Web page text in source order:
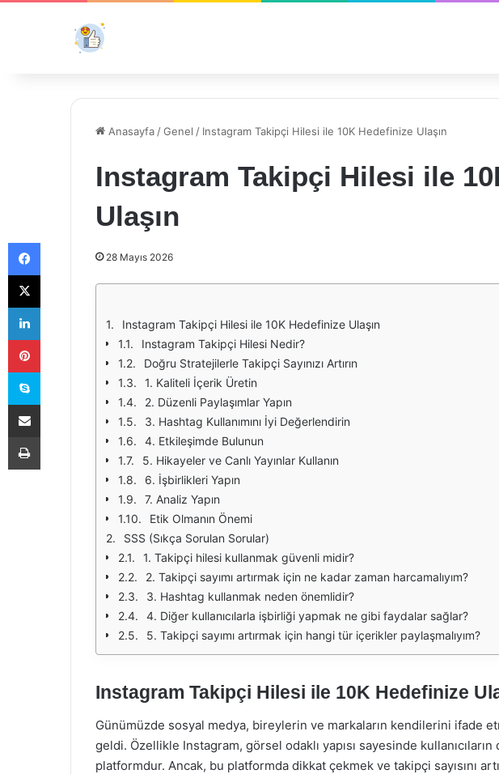
Anasayfa /Genel / Instagram Takipçi Hilesi ile 10K Hedefinize Ulaşın
Instagram Takipçi Hilesi ile
Ulaşın
28 Mayıs 2026
Instagram Takipçi Hilesi ile 10K Hedefinize Ulaşın
Instagram Takipçi Hilesi Nedir?
Doğru Stratejilerle Takipçi Sayınızı Artırın
1. Kaliteli İçerik Üretin
2. Düzenli Paylaşımlar Yapın
3. Hashtag Kullanımını İyi Değerlendirin
4. Etkileşimde Bulunun
5. Hikayeler ve Canlı Yayınlar Kullanın
6. İşbirlikleri Yapın
7. Analiz Yapın
Etik Olmanın Önemi
SSS (Sıkça Sorulan Sorular)
1. Takipçi hilesi kullanmak güvenli midir?
2. Takipçi sayımı artırmak için ne kadar zaman harcamalıyım?
3. Hashtag kullanmak neden önemlidir?
4. Diğer kullanıcılarla işbirliği yapmak ne gibi faydalar sağlar?
5. Takipçi sayımı artırmak için hangi tür içerikler paylaşmalıyım?
Instagram Takipçi Hilesi ile 10K Hedefinize
Günümüzde sosyal medya, bireylerin ve markaların kendilerini ifade
geldi. Özellikle Instagram, görsel odaklı yapısı sayesinde
platformdur. Ancak, bu platformda dikkat çekmek ve takipçi sayısını
Facebook
X
LinkedIn
Pinterest
Skype
E-Posta ile paylaş